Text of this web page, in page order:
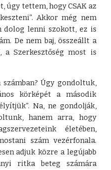
úgy tettem, hogy CSAK az
Akkor még nem
lenni szokott, ez is
De nem baj, összeállt a
Szerkesztőség most is
Úgy gondoltuk,
körképét a második
Na, ne gondolják,
hanem arra, hogy
életében,
szám vezérfonala.
adjuk közre a legújabb
ritka beteg számára